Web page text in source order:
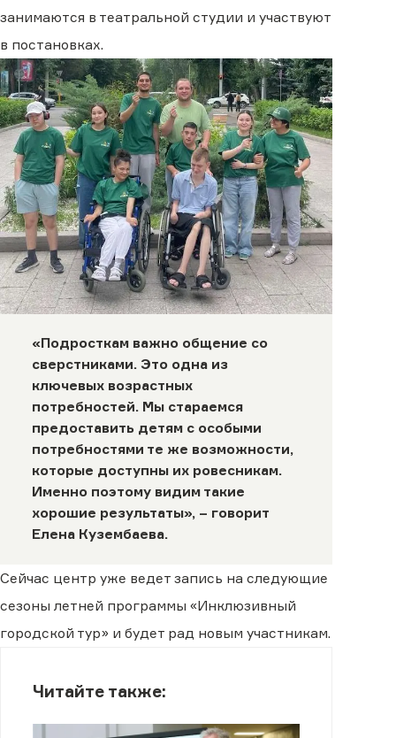
занимаются в театральной студии и участвуют
в постановках.
«Подросткам важно общение со
сверстниками. Это одна из
ключевых возрастных
потребностей. Мы стараемся
предоставить детям с особыми
потребностями те же возможности,
которые доступны их ровесникам.
Именно поэтому видим такие
хорошие результаты», – говорит
Елена Кузембаева.
Сейчас центр уже ведет запись на следующие
сезоны летней программы «Инклюзивный
городской тур» и будет рад новым участникам.
Читайте также: